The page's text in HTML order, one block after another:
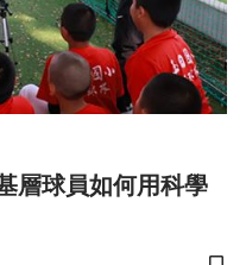
層球員如何用科學